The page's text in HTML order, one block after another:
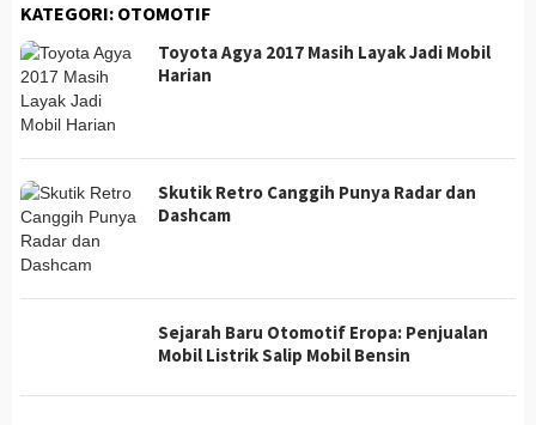
KATEGORI: OTOMOTIF
Toyota Agya 2017 Masih Layak Jadi Mobil
Harian
Skutik Retro Canggih Punya Radar dan
Dashcam
Sejarah Baru Otomotif Eropa: Penjualan
Mobil Listrik Salip Mobil Bensin